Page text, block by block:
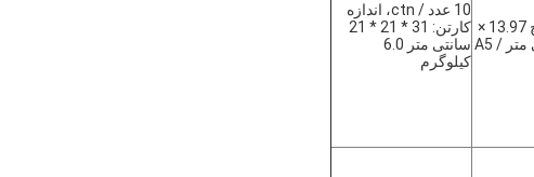
5.5 × 8.5 اینچ 13.97 ×
10 عدد / ctn، اندازه
کارتن: 31 * 21 * 21
سانتی متر 6.0
کیلوگرم